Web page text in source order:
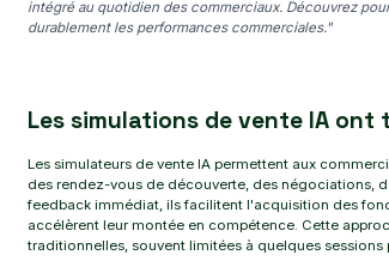
intégré au quotidien des commerciaux. Découvrez
durablement les performances commerciales."
Les simulations de vente IA
Les simulateurs de vente IA permettent aux
des rendez-vous de découverte, des négociations,
feedback immédiat, ils facilitent l'acquisition des
accélèrent leur montée en compétence. Cette
traditionnelles, souvent limitées à quelques sessions